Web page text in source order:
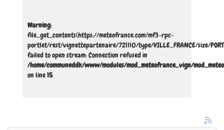
Warning:
file_get_contents(https://meteofrance.com/mf3-rpc-
portlet/rest/vignettepartenaire/721110/type/VILLE_FRANCE/size/
failed to open stream: Connection refused in
/home/communeddk/www/modules/mod_meteofrance_vign/
on line15